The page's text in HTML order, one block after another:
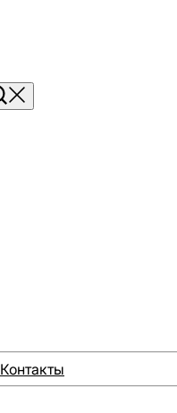
Контакты